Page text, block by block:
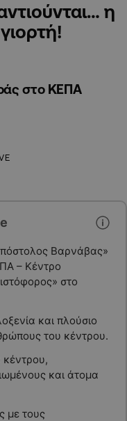
η
στο ΚΕΠΑ
Βαρνάβας»
– Κέντρο
στο
και πλούσιο
του κέντρου.
και άτομα
με τους